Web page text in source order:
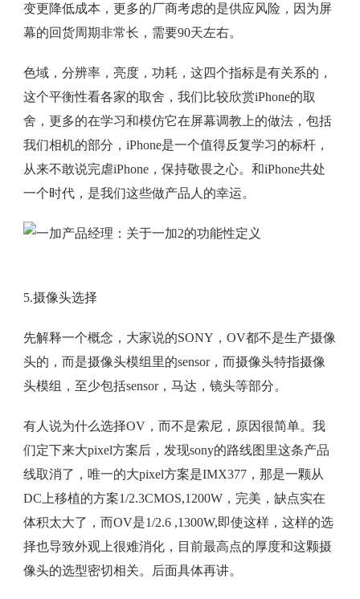
变更降低成本，更多的厂商考虑的是供应风险，因为屏
幕的回货周期非常长，需要90天左右。
色域，分辨率，亮度，功耗，这四个指标是有关系的，
这个平衡性看各家的取舍，我们比较欣赏iPhone的取
舍，更多的在学习和模仿它在屏幕调教上的做法，包括
我们相机的部分，iPhone是一个值得反复学习的标杆，
从来不敢说完虐iPhone，保持敬畏之心。和iPhone共处
一个时代，是我们这些做产品人的幸运。
5.摄像头选择
先解释一个概念，大家说的SONY，OV都不是生产摄像
头的，而是摄像头模组里的sensor，而摄像头特指摄像
头模组，至少包括sensor，马达，镜头等部分。
有人说为什么选择OV，而不是索尼，原因很简单。我
们定下来大pixel方案后，发现sony的路线图里这条产品
线取消了，唯一的大pixel方案是IMX377，那是一颗从
DC上移植的方案1/2.3CMOS,1200W，完美，缺点实在
体积太大了，而OV是1/2.6 ,1300W,即使这样，这样的选
择也导致外观上很难消化，目前最高点的厚度和这颗摄
像头的选型密切相关。后面具体再讲。